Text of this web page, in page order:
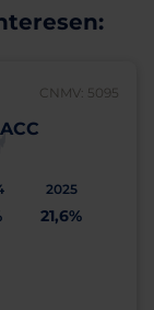
CNMV: 5095
2025
21,6%